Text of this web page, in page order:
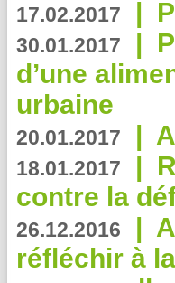
17.02.2017 |
30.01.2017 |
d’une
urbaine
20.01.2017 |
18.01.2017 |
contre la
26.12.2016 |
réfléchir à